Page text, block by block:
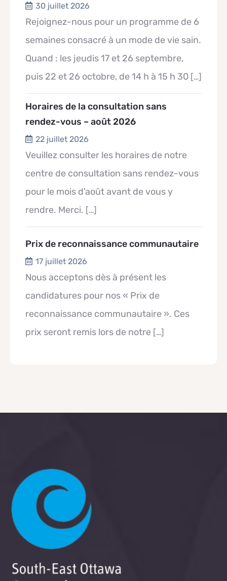
30 juillet 2026
Rejoignez-nous pour un programme de 6
semaines consacré à un mode de vie sain.
Quand : les jeudis 17 et 26 septembre,
puis 22 et 26 octobre, de 14 h à 15 h 30 […]
Horaires de la consultation sans
rendez-vous – août 2026
22 juillet 2026
Veuillez consulter les horaires de notre
centre de consultation sans rendez-vous
pour le mois d'août avant de vous y
rendre. Merci. […]
Prix de reconnaissance communautaire
17 juillet 2026
Nous acceptons dès à présent les
candidatures pour nos « Prix de
reconnaissance communautaire ». Ces
prix seront remis lors de notre […]